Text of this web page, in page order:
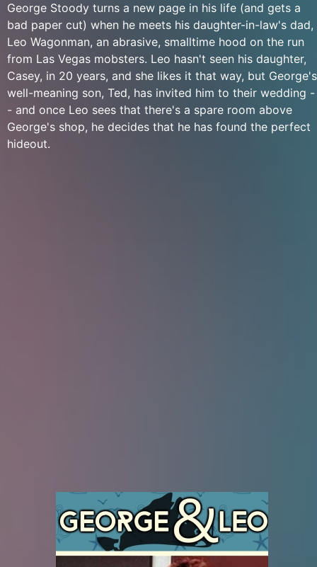
George Stoody turns a new page in his life (and gets a
bad paper cut) when he meets his daughter-in-law's dad,
Leo Wagonman, an abrasive, smalltime hood on the run
from Las Vegas mobsters. Leo hasn't seen his daughter,
Casey, in 20 years, and she likes it that way, but George's
well-meaning son, Ted, has invited him to their wedding -
- and once Leo sees that there's a spare room above
George's shop, he decides that he has found the perfect
hideout.